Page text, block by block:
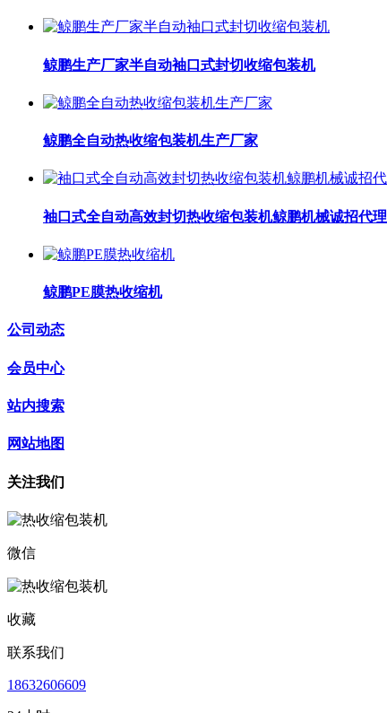
鲸鹏生产厂家半自动袖口式封切收缩包装机
鲸鹏全自动热收缩包装机生产厂家
袖口式全自动高效封切热收缩包装机鲸鹏机械诚招代理
鲸鹏PE膜热收缩机
公司动态
会员中心
站内搜索
网站地图
关注我们
微信
收藏
联系我们
18632606609